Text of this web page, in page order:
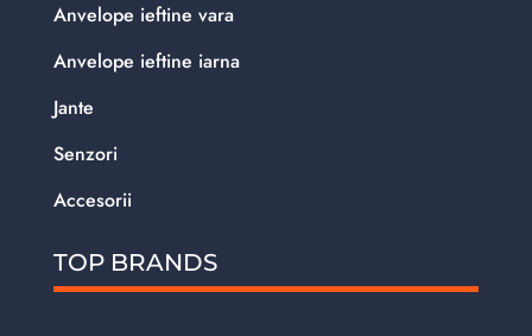
Anvelope ieftine vara
Anvelope ieftine iarna
Jante
Senzori
Accesorii
TOP BRANDS